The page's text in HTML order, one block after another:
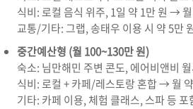
식비: 로컬 음식 위주, 1일 약 1만 원 →
교통/기타: 그랩, 송태우 이용 시 약 5만
중간예산형 (월 100~130만 원)
숙소: 님만해민 주변 콘도, 에어비앤비
식비: 로컬 + 카페/레스토랑 혼합 → 월
기타: 카페 이용, 체험 클래스, 스파 등 포